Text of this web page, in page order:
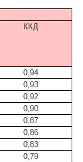
ККД
0,94
0,93
0,92
0,90
0,87
0,86
0,83
0,79